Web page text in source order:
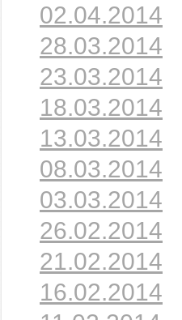
02.04.2014
28.03.2014
23.03.2014
18.03.2014
13.03.2014
08.03.2014
03.03.2014
26.02.2014
21.02.2014
16.02.2014